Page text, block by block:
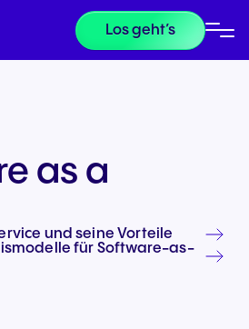
Los geht’s
as a
und seine Vorteile
für Software-as-